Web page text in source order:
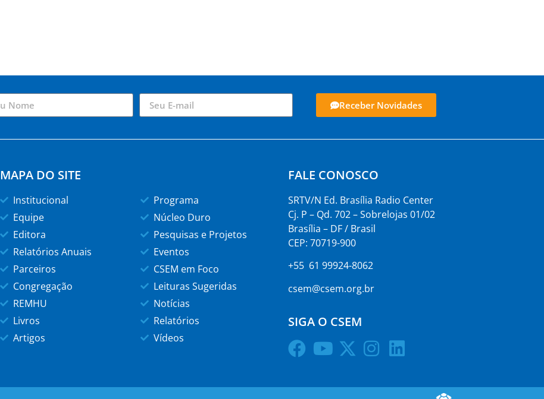
Receber Novidades
MAPA DO SITE
Institucional
Equipe
Editora
Relatórios Anuais
Parceiros
Congregação
REMHU
Livros
Artigos
Programa
Núcleo Duro
Pesquisas e Projetos
Eventos
CSEM em Foco
Leituras Sugeridas
Notícias
Relatórios
Vídeos
FALE CONOSCO
SRTV/N Ed. Brasília Radio Center
Cj. P – Qd. 702 – Sobrelojas 01/02
Brasília – DF / Brasil
CEP: 70719-900
+55 61 99924-8062
csem@csem.org.br
SIGA O CSEM